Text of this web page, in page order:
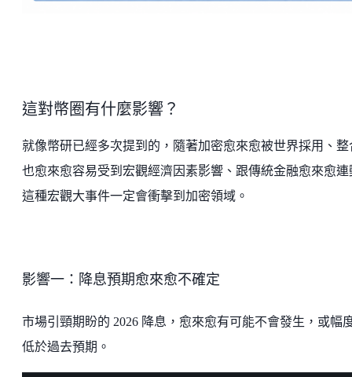
這對幣圈有什麼影響？
就像幣研已經多次提到的，隨著加密愈來愈被世界採用、整
也愈來愈容易受到宏觀經濟因素影響、跟傳統金融愈來愈連
這種宏觀大事件一定會衝擊到加密領域。
影響一：降息預期愈來愈不確定
市場引頸期盼的 2026 降息，愈來愈有可能不會發生，或幅
低於過去預期。